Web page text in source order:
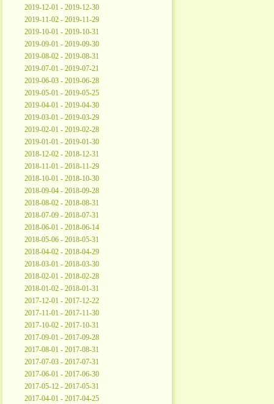
2019-12-01 - 2019-12-30
2019-11-02 - 2019-11-29
2019-10-01 - 2019-10-31
2019-09-01 - 2019-09-30
2019-08-02 - 2019-08-31
2019-07-01 - 2019-07-21
2019-06-03 - 2019-06-28
2019-05-01 - 2019-05-25
2019-04-01 - 2019-04-30
2019-03-01 - 2019-03-29
2019-02-01 - 2019-02-28
2019-01-01 - 2019-01-30
2018-12-02 - 2018-12-31
2018-11-01 - 2018-11-29
2018-10-01 - 2018-10-30
2018-09-04 - 2018-09-28
2018-08-02 - 2018-08-31
2018-07-09 - 2018-07-31
2018-06-01 - 2018-06-14
2018-05-06 - 2018-05-31
2018-04-02 - 2018-04-29
2018-03-01 - 2018-03-30
2018-02-01 - 2018-02-28
2018-01-02 - 2018-01-31
2017-12-01 - 2017-12-22
2017-11-01 - 2017-11-30
2017-10-02 - 2017-10-31
2017-09-01 - 2017-09-28
2017-08-01 - 2017-08-31
2017-07-03 - 2017-07-31
2017-06-01 - 2017-06-30
2017-05-12 - 2017-05-31
2017-04-01 - 2017-04-25